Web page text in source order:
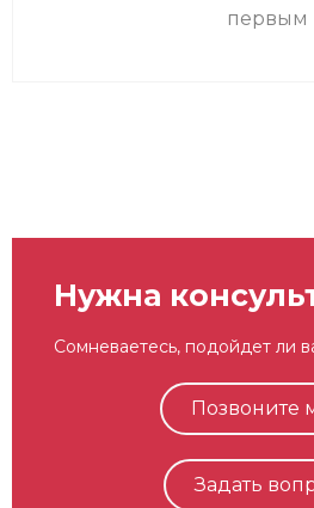
первым
Нужна
Сомневаетесь, подойдет ли
Позвоните
Задать